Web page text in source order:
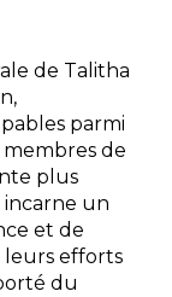
de Talitha
parmi
membres de
plus
incarne un
et de
leurs efforts
du